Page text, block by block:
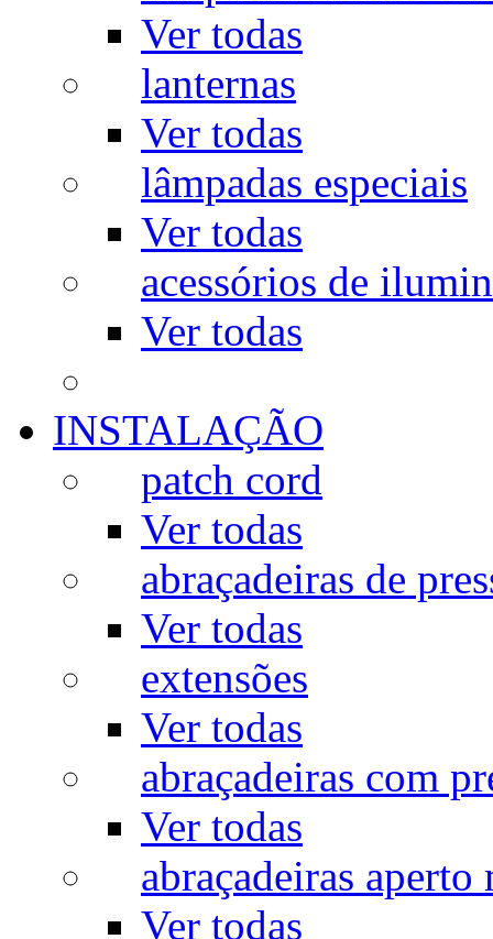
Ver todas
lanternas
Ver todas
lâmpadas especiais
Ver todas
acessórios de
Ver todas
INSTALAÇÃO
patch cord
Ver todas
abraçadeiras de
Ver todas
extensões
Ver todas
abraçadeiras com
Ver todas
abraçadeiras aperto
Ver todas